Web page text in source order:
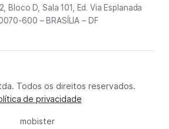
Bloco D, Sala 101, Ed. Via Esplanada
600 – BRASÍLIA – DF
Todos os direitos reservados.
de privacidade
mobister